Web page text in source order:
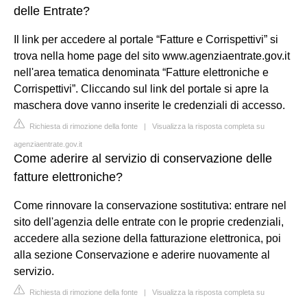
delle Entrate?
Il link per accedere al portale “Fatture e Corrispettivi” si
trova nella home page del sito www.agenziaentrate.gov.it
nell'area tematica denominata “Fatture elettroniche e
Corrispettivi”. Cliccando sul link del portale si apre la
maschera dove vanno inserite le credenziali di accesso.
Richiesta di rimozione della fonte | Visualizza la risposta completa su
agenziaentrate.gov.it
Come aderire al servizio di conservazione delle
fatture elettroniche?
Come rinnovare la conservazione sostitutiva: entrare nel
sito dell'agenzia delle entrate con le proprie credenziali,
accedere alla sezione della fatturazione elettronica, poi
alla sezione Conservazione e aderire nuovamente al
servizio.
Richiesta di rimozione della fonte | Visualizza la risposta completa su